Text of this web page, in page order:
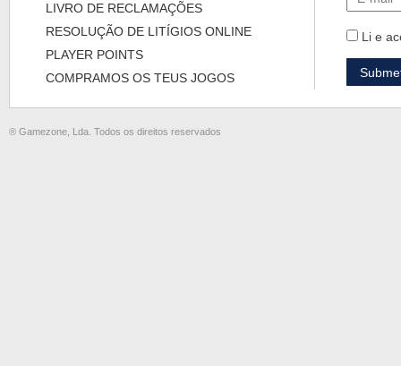
LIVRO DE RECLAMAÇÕES
RESOLUÇÃO DE LITÍGIOS ONLINE
PLAYER POINTS
COMPRAMOS OS TEUS JOGOS
Li e
® Gamezone, Lda. Todos os direitos reservados